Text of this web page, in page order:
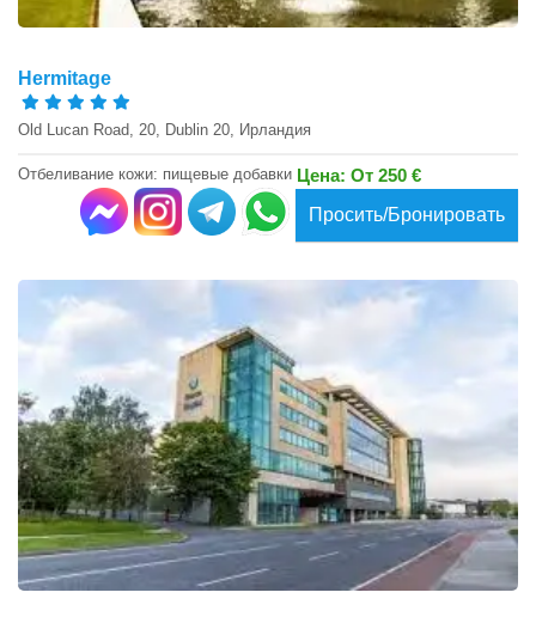
Hermitage
Old Lucan Road, 20, Dublin 20, Ирландия
Отбеливание кожи: пищевые добавки Цена: От 250 €
Просить/Бронировать